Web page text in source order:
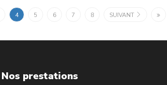
4 5 6 7 8 SUIVANT
Nos prestations